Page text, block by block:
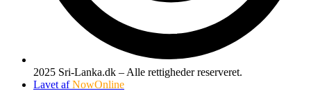
2025 Sri-Lanka.dk – Alle rettigheder reserveret.
Lavet afNowOnline